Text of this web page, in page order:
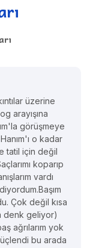
üzerine
arayışına
görüşmeye
o kadar
tatil için değil
koparıp
vardı
Çok değil kısa
denk geliyor)
ağrılarım yok
bu arada